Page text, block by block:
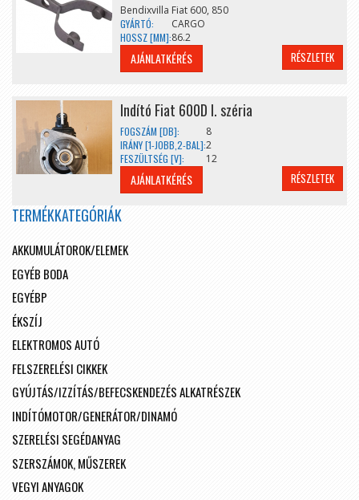
Bendixvilla Fiat 600, 850
GYÁRTÓ:
CARGO
HOSSZ [MM]:86.2
AJÁNLATKÉRÉS RÉSZLETEK
Indító Fiat 600D I. széria
FOGSZÁM [DB]:
8
IRÁNY [1-JOBB,2-BAL]:2
FESZÜLTSÉG [V]:
12
AJÁNLATKÉRÉS RÉSZLETEK
TERMÉKKATEGÓRIÁK
AKKUMULÁTOROK/ELEMEK
EGYÉB BODA
EGYÉBP
ÉKSZÍJ
ELEKTROMOS AUTÓ
FELSZERELÉSI CIKKEK
GYÚJTÁS/IZZÍTÁS/BEFECSKENDEZÉS ALKATRÉSZEK
INDÍTÓMOTOR/GENERÁTOR/DINAMÓ
SZERELÉSI SEGÉDANYAG
SZERSZÁMOK, MŰSZEREK
VEGYI ANYAGOK